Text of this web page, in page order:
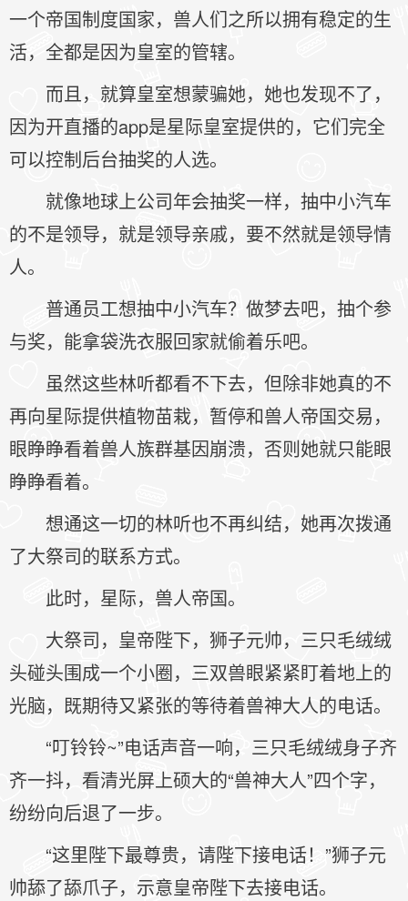
一个帝国制度国家，兽人们之所以拥有稳定的生
活，全都是因为皇室的管辖。
而且，就算皇室想蒙骗她，她也发现不了，
因为开直播的app是星际皇室提供的，它们完全
可以控制后台抽奖的人选。
就像地球上公司年会抽奖一样，抽中小汽车
的不是领导，就是领导亲戚，要不然就是领导情
人。
普通员工想抽中小汽车？做梦去吧，抽个参
与奖，能拿袋洗衣服回家就偷着乐吧。
虽然这些林听都看不下去，但除非她真的不
再向星际提供植物苗栽，暂停和兽人帝国交易，
眼睁睁看着兽人族群基因崩溃，否则她就只能眼
睁睁看着。
想通这一切的林听也不再纠结，她再次拨通
了大祭司的联系方式。
此时，星际，兽人帝国。
大祭司，皇帝陛下，狮子元帅，三只毛绒绒
头碰头围成一个小圈，三双兽眼紧紧盯着地上的
光脑，既期待又紧张的等待着兽神大人的电话。
“叮铃铃~”电话声音一响，三只毛绒绒身子齐
齐一抖，看清光屏上硕大的“兽神大人”四个字，
纷纷向后退了一步。
“这里陛下最尊贵，请陛下接电话！”狮子元
帅舔了舔爪子，示意皇帝陛下去接电话。